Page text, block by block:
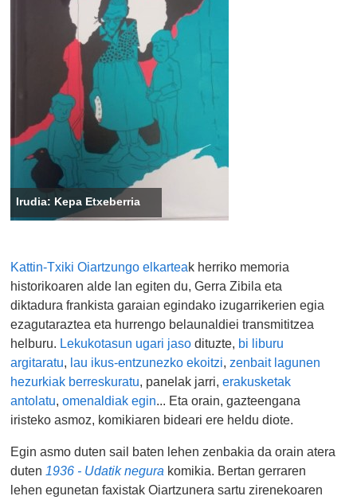
Irudia: Kepa Etxeberria
Kattin-Txiki Oiartzungo elkarteak herriko memoria
historikoaren alde lan egiten du, Gerra Zibila eta
diktadura frankista garaian egindako izugarrikerien egia
ezagutaraztea eta hurrengo belaunaldiei transmititzea
helburu. Lekukotasun ugari jaso dituzte, bi liburu
argitaratu, lau ikus-entzunezko ekoitzi,zenbait lagunen
hezurkiak berreskuratu, panelak jarri,erakusketak
antolatu,omenaldiak egin... Eta orain, gazteengana
iristeko asmoz, komikiaren bideari ere heldu diote.
Egin asmo duten sail baten lehen zenbakia da orain atera
duten 1936 - Udatik negura komikia. Bertan gerraren
lehen egunetan faxistak Oiartzunera sartu zirenekoaren